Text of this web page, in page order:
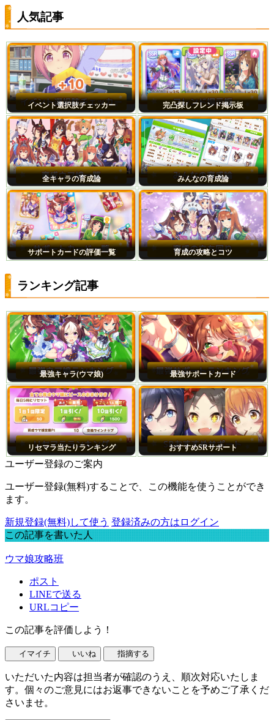
人気記事
イベント選択肢チェッカー 完凸探しフレンド掲示板
全キャラの育成論 みんなの育成論
サポートカードの評価一覧 育成の攻略とコツ
ランキング記事
最強キャラ(ウマ娘) 最強サポートカード
リセマラ当たりランキング おすすめSRサポート
ユーザー登録のご案内
ユーザー登録(無料)することで、この機能を使うことができ
ます。
新規登録(無料)して使う 登録済みの方はログイン
この記事を書いた人
ウマ娘攻略班
ポスト
LINEで送る
URLコピー
この記事を評価しよう！
イマイチ いいね 指摘する
いただいた内容は担当者が確認のうえ、順次対応いたしま
す。個々のご意見にはお返事できないことを予めご了承くだ
さいませ。